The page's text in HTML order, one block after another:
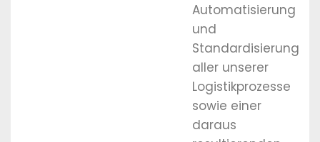
Automatisierung
und
Standardisierung
aller unserer
Logistikprozesse
sowie einer
daraus